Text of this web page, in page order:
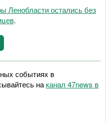
Ленобласти остались без
.
событиях в
на канал 47news в